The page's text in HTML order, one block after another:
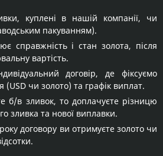
куплені в нашій компанії, чи
пакуванням).
справжність і стан золота, після
вартість.
договір, де фіксуємо
чи золото) та графік виплат.
б/в зливок, то доплачуєте різницю
зливка та нової виплавки.
договору ви отримуєте золото чи